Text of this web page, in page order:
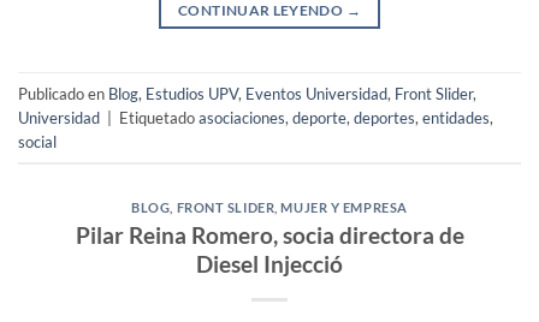
CONTINUAR LEYENDO →
Publicado en Blog, Estudios UPV, Eventos Universidad, Front Slider,
Universidad | Etiquetadoasociaciones, deporte, deportes, entidades,
social
BLOG FRONT SLIDER ,MUJER Y EMPRESA
Pilar Reina Romero, socia directora de
Diesel Injecció